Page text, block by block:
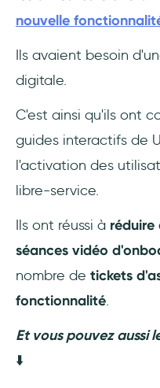
nouvelle
Ils avaient besoin
digitale.
C'est ainsi qu'ils ont
guides interactifs de
l'activation des
libre-service.
Ils ont réussi à réduire
séances vidéo
nombre de tickets
fonctionnalité.
Et vous pouvez aussi
⬇️